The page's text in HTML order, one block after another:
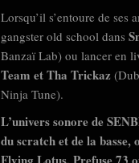
Lorsqu’il s’entoure de ses
gangster old school dans
Banzaï Lab) ou lancer en
Team et Tha Trickaz
Ninja Tune).
L’univers sonore de
du scratch et de la